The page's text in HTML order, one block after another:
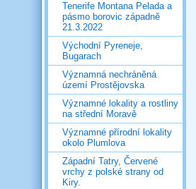
Tenerife Montana Pelada a
pásmo borovic západně
21.3.2022
Východní Pyreneje,
Bugarach
Významná nechráněná
území Prostějovska
Významné lokality a rostliny
na střední Moravě
Významné přírodní lokality
okolo Plumlova
Západní Tatry, Červené
vrchy z polské strany od
Kiry.